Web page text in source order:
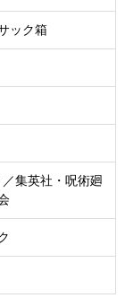
ック箱
集英社・呪術廻